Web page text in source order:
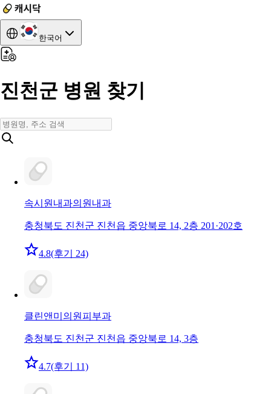
한국어
진천군 병원 찾기
속시원내과의원 내과
충청북도 진천군 진천읍 중앙북로 14, 2층 201·202호
4.8(후기 24)
클린앤미의원 피부과
충청북도 진천군 진천읍 중앙북로 14, 3층
4.7(후기 11)